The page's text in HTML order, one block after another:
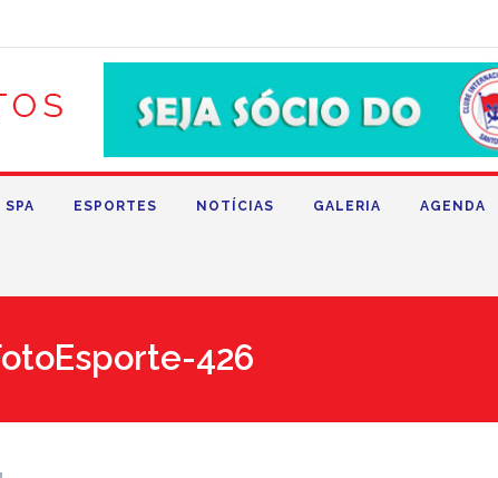
SPA ESPORTES NOTÍCIAS GALERIA AGENDA
426